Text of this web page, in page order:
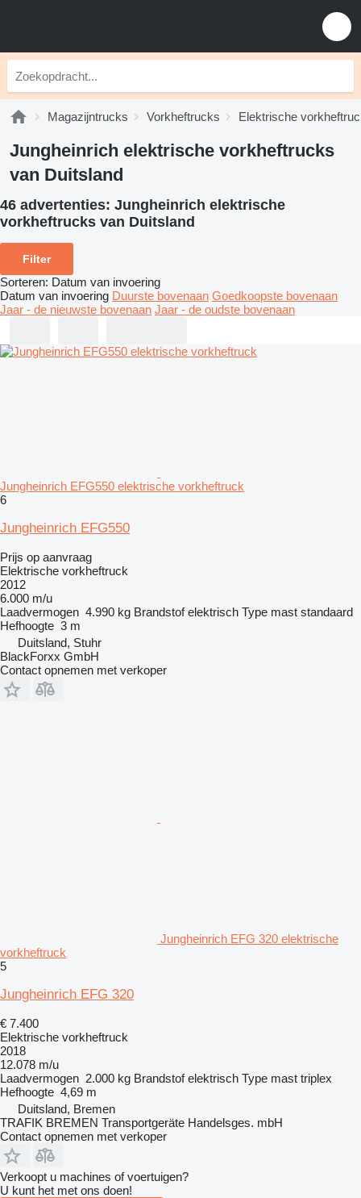
Magazijntrucks Vorkheftrucks Elektrische
Jungheinrich elektrische vorkheftrucks
van Duitsland
46 advertenties: Jungheinrich elektrische
vorkheftrucks van Duitsland
Filter
Sorteren: Datum van invoering
Datum van invoering Duurste bovenaan Goedkoopste bovenaan
Jaar - de nieuwste bovenaan Jaar - de oudste bovenaan
Jungheinrich EFG550 elektrische vorkheftruck
6
Jungheinrich EFG550
Prijs op aanvraag
Elektrische vorkheftruck
2012
6.000 m/u
Laadvermogen 4.990 kg Brandstof elektrisch Type mast standaard
Hefhoogte 3 m
Duitsland, Stuhr
BlackForxx GmbH
Contact opnemen met verkoper
Jungheinrich EFG 320 elektrische
vorkheftruck
5
Jungheinrich EFG 320
€ 7.400
Elektrische vorkheftruck
2018
12.078 m/u
Laadvermogen 2.000 kg Brandstof elektrisch Type mast triplex
Hefhoogte 4,69 m
Duitsland, Bremen
TRAFIK BREMEN Transportgeräte Handelsges. mbH
Contact opnemen met verkoper
Verkoopt u machines of voertuigen?
U kunt het met ons doen!